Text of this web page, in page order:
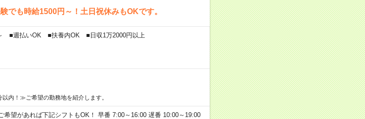
も時給1500円～！土日祝休みもOKです。
■週払いOK ■扶養内OK ■日収1万2000円以上
内！≫ご希望の勤務地を紹介します。
希望があれば下記シフトもOK！ 早番 7:00～16:00 遅番 10:00～19:00